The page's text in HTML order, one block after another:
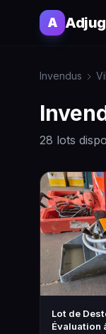
A
Invendus
28 lots
Lot de
Évaluation